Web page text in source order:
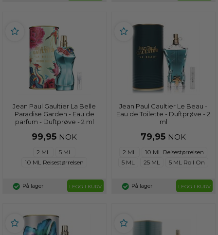
Jean Paul Gaultier La Belle
Paradise Garden - Eau de
parfum - Duftprøve - 2 ml
99,95 NOK
2 ML
5 ML
10 ML Reisestørrelsen
På lager LEGG I KURV
Jean Paul Gaultier Le Beau -
Eau de Toilette - Duftprøve - 2
ml
79,95 NOK
2 ML
10 ML Reisestørrelsen
5 ML
25 ML 5 ML Roll On
På lager LEGG I KURV